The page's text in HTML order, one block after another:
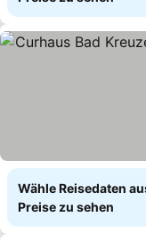
Wähle Reisedaten
Preise zu sehen